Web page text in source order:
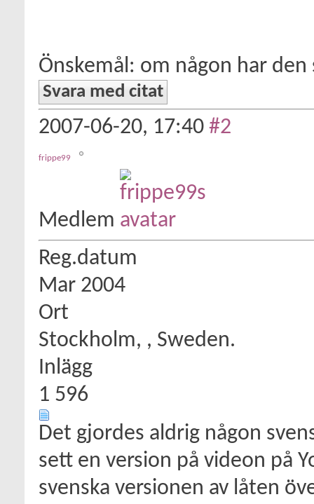
Önskemål: om någon har
Svara med citat
2007-06-20, 17:40 #2
frippe99
Medlem
Reg.datum
Mar 2004
Ort
Stockholm, , Sweden.
Inlägg
1 596
Det gjordes aldrig någon
sett en version på videon på
svenska versionen av låten